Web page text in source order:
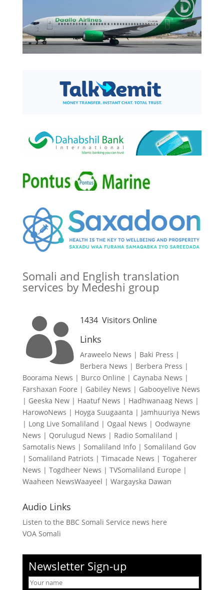
Somali and English translation
services by Medeshi group
 1434Visitors Online
Links
Araweelo News | Baki Press |
Berbera News | Berbera Press |
Boorama News | Burco Online | Caynaba News |
Farshaxan Foore | Gabiley News | Gabooyelive News
| Geeska New| Haatuf News | Hadhwanaag News |
HarowoNews | Hoyga Suugaanta | Jamhuuriya News
| Long Live Somaliland | Ogaal News | Oodwayne
News | Qorulugud News | Radio Somaliland |
Samotalis News | Somaliland Info| Somaliland Gov
| Somaliland Patriots | Timacade News | Togaherer
News | Togdheer News | TVSomaliland Europe |
Waaheen NewsWaayeel | Wargayska Dawan
Audio Links
Listen to the BBC Somali Service news here
VOA Somali
Newsletter Sign-up